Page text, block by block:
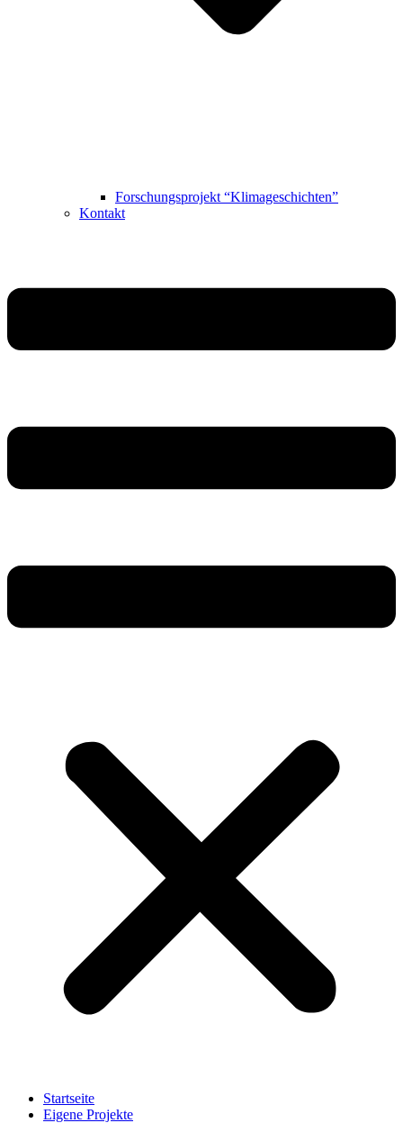
Forschungsprojekt “Klimageschichten”
Kontakt
Startseite
Eigene Projekte